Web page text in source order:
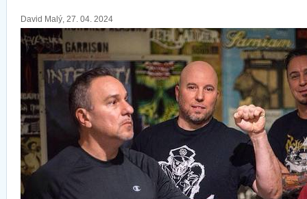
David Malý, 27. 04. 2024